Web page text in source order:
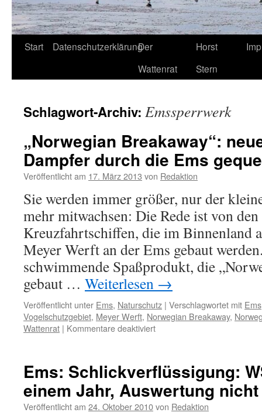
Start DatenschutzerklärungDer
Wattenrat
Horst
Stern
Schlagwort-Archiv: Emssperrwerk
„Norwegian Breakaway“:
Dampfer durch die Ems
Veröffentlicht am 17. März 2013 von Redaktion
Sie werden immer größer, nur der
mehr mitwachsen: Die Rede ist von
Kreuzfahrtschiffen, die im Binnenland
Meyer Werft an der Ems gebaut
schwimmende Spaßprodukt, die
gebaut … Weiterlesen →
Veröffentlicht unter Ems, Naturschutz | Verschlagwortet mit Ems
Vogelschutzgebiet, Meyer Werft, Norwegian Breakaway,
Wattenrat | Kommentare deaktiviertfür
Meyer-
Dampfer
durch
die
Ems: Schlickverflüssigung:
einem Jahr, Auswertung
Veröffentlicht am 24. Oktober 2010von Redaktion